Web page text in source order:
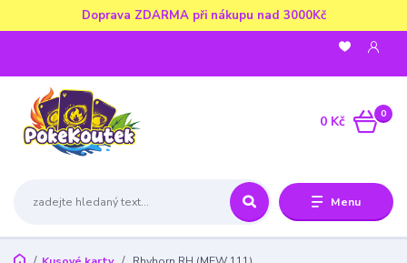
Doprava ZDARMA při nákupu nad 3000Kč
Menu
0
0 Kč